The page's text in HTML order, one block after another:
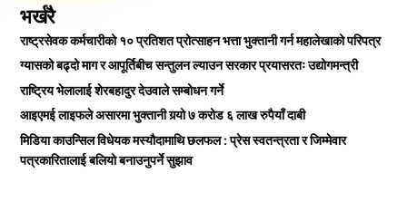
भर्खरै
राष्ट्रसेवक कर्मचारीको १० प्रतिशत प्रोत्साहन भत्ता भुक्तानी गर्न महालेखाको परिपत्र
ग्यासको बढ्दो माग र आपूर्तिबीच सन्तुलन ल्याउन सरकार प्रयासरतः उद्योगमन्त्री
राष्ट्रिय भेलालाई शेरबहादुर देउवाले सम्बोधन गर्ने
आइएमई लाइफले असारमा भुक्तानी गर्‍यो ७ करोड ६ लाख रुपैयाँ दाबी
मिडिया काउन्सिल विधेयक मस्यौदामाथि छलफल : प्रेस स्वतन्त्रता र जिम्मेवार
पत्रकारितालाई बलियो बनाउनुपर्ने सुझाव